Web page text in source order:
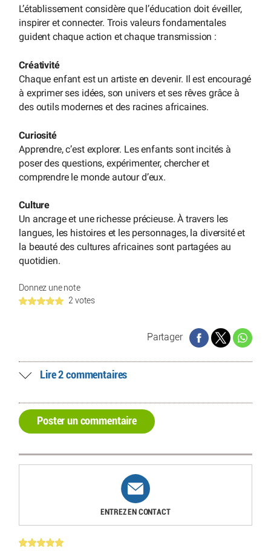
L’établissement considère que l’éducation doit éveiller,
inspirer et connecter. Trois valeurs fondamentales
guident chaque action et chaque transmission :
Créativité
Chaque enfant est un artiste en devenir. Il est encouragé
à exprimer ses idées, son univers et ses rêves grâce à
des outils modernes et des racines africaines.
Curiosité
Apprendre, c’est explorer. Les enfants sont incités à
poser des questions, expérimenter, chercher et
comprendre le monde autour d’eux.
Culture
Un ancrage et une richesse précieuse. À travers les
langues, les histoires et les personnages, la diversité et
la beauté des cultures africaines sont partagées au
quotidien.
Donnez une note
2 votes
Partager
Lire 2 commentaires
Poster un commentaire
ENTREZ EN CONTACT